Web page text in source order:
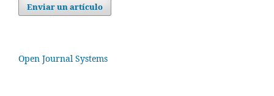
Enviar un artículo
Open Journal Systems